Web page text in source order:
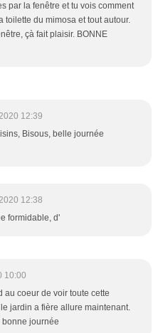
par la fenêtre et tu vois comment
toilette du mimosa et tout autour.
çà fait plaisir. BONNE
12:39
Bisous, belle journée
12:38
formidable, d'
10:00
au coeur de voir toute cette
jardin a fière allure maintenant.
bonne journée